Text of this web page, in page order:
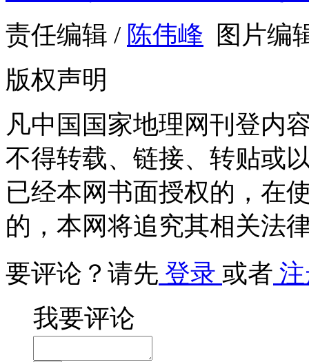
责任编辑 / 陈伟峰 图片编
版权声明
凡中国国家地理网刊登内
不得转载、链接、转贴或
已经本网书面授权的，在
的，本网将追究其相关法
要评论？请先 登录 或者
我要评论